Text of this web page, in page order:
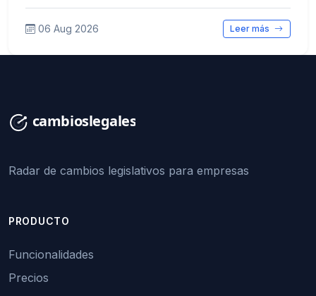
06 Aug 2026 Leer más
Radar de cambios legislativos para empresas
PRODUCTO
Funcionalidades
Precios